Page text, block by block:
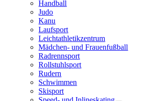
Handball
Judo
Kanu
Laufsport
Leichtathletikzentrum
Mädchen- und Frauenfußball
Radrennsport
Rollstuhlsport
Rudern
Schwimmen
Skisport